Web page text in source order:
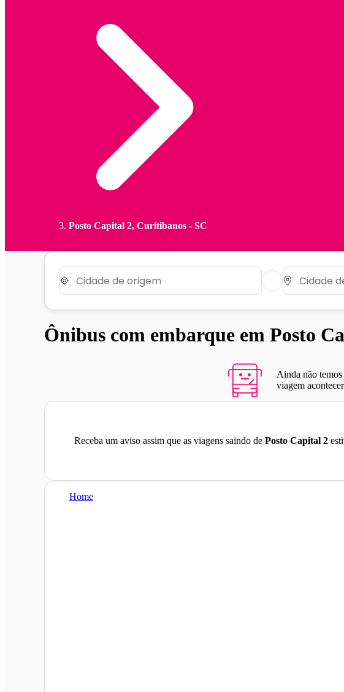
Posto Capital 2, Curitibanos - SC
Ônibus com embarque em Posto
Ainda não temos
viagem
Receba um aviso assim que as viagens saindo de Posto Capital 2
Home